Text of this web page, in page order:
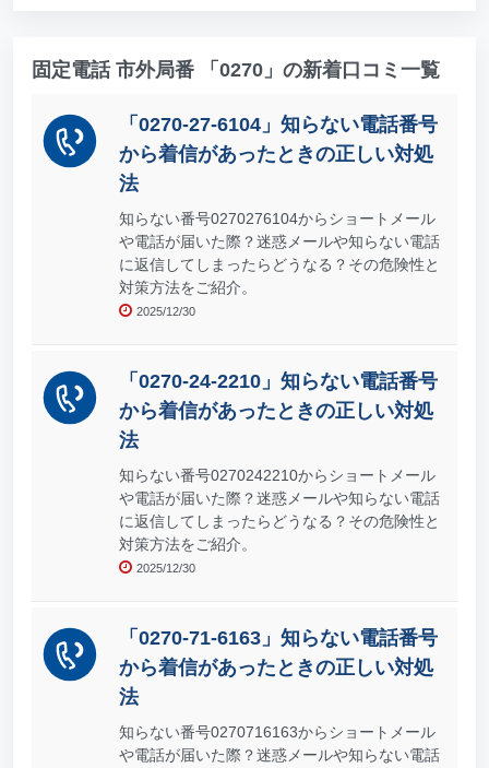
固定電話 市外局番 「0270」の新着口コミ一覧
「0270-27-6104」知らない電話番号
から着信があったときの正しい対処
法
知らない番号0270276104からショートメール
や電話が届いた際？迷惑メールや知らない電話
に返信してしまったらどうなる？その危険性と
対策方法をご紹介。
2025/12/30
「0270-24-2210」知らない電話番号
から着信があったときの正しい対処
法
知らない番号0270242210からショートメール
や電話が届いた際？迷惑メールや知らない電話
に返信してしまったらどうなる？その危険性と
対策方法をご紹介。
2025/12/30
「0270-71-6163」知らない電話番号
から着信があったときの正しい対処
法
知らない番号0270716163からショートメール
や電話が届いた際？迷惑メールや知らない電話